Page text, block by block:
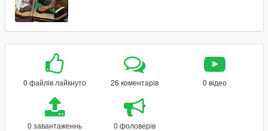
0 файлів лайкнуто 26 коментарів 0 відео
0 завантаженнь 0 фоловерів